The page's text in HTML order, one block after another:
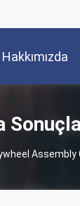
Hakkımızda
Assembly